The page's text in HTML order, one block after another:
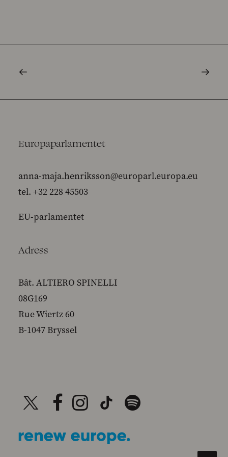
Europaparlamentet
anna-maja.henriksson@europarl.europa.eu
tel. +32 228 45503
EU-parlamentet
Adress
Bât. ALTIERO SPINELLI
08G169
Rue Wiertz 60
B-1047 Bryssel